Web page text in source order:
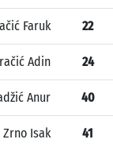
Faruk 22
Adin 24
Anur 40
Zrno Isak 41